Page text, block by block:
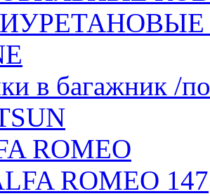
в багажник /
ROMEO
ROMEO 147